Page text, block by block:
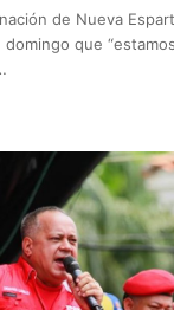
de Nueva
que